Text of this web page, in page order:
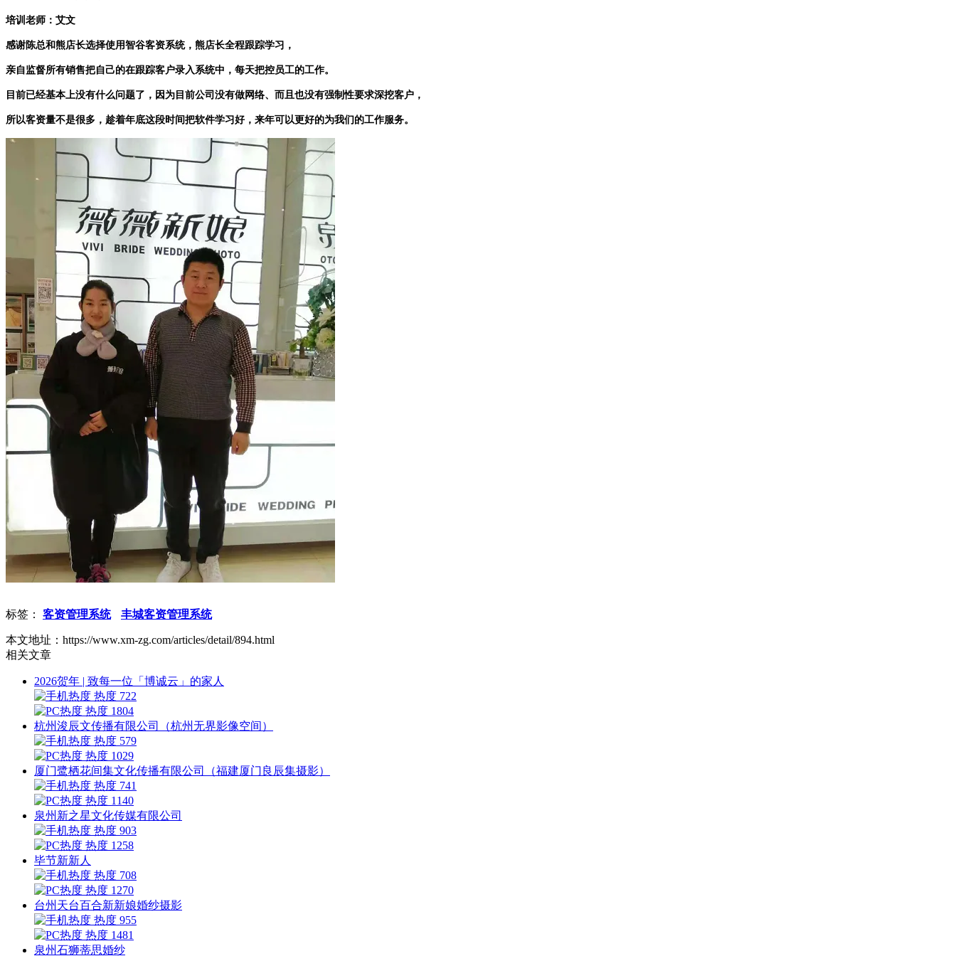
培训老师：艾文
感谢陈总和熊店长选择使用智谷客资系统，熊店长全程跟踪学习，
亲自监督所有销售把自己的在跟踪客户录入系统中，每天把控员工的工作。
目前已经基本上没有什么问题了，因为目前公司没有做网络、而且也没有强制性要求深挖客户，
所以客资量不是很多，趁着年底这段时间把软件学习好，来年可以更好的为我们的工作服务。
标签： 客资管理系统 丰城客资管理系统
本文地址：https://www.xm-zg.com/articles/detail/894.html
相关文章
2026贺年 | 致每一位「博诚云」的家人
热度 722
热度 1804
杭州浚辰文传播有限公司（杭州无界影像空间）
热度 579
热度 1029
厦门鹭栖花间集文化传播有限公司（福建厦门良辰集摄影）
热度 741
热度 1140
泉州新之星文化传媒有限公司
热度 903
热度 1258
毕节新新人
热度 708
热度 1270
台州天台百合新新娘婚纱摄影
热度 955
热度 1481
泉州石狮蒂思婚纱